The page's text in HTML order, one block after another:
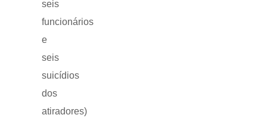
seis
funcionários
e
seis
suicídios
dos
atiradores)